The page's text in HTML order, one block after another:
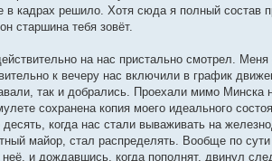
кадрах решило. Хотя сюда я полный состав
старшина тебя зовёт.
на нас пристально смотрел.
к вечеру нас включили в график
так и добрались. Проехали мимо
сохранена копия моего идеального
когда нас стали вываживать на
майор, стал распределять. Вообще по
и дождавшись, когда пополнят, двинул